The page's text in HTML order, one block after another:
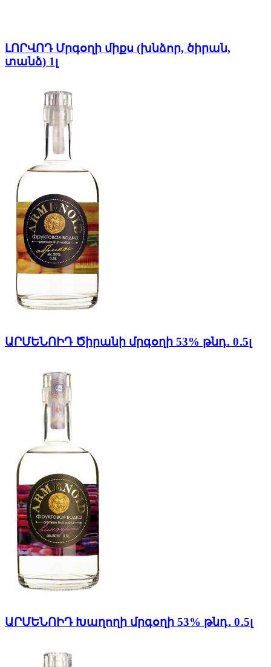
ԼՈՐՎՈԴ Մրգօղի միքս (խնձոր, ծիրան,
տանձ) 1լ
ԱՐՄԵՆՈԻԴ Ծիրանի մրգօղի 53% թնդ․ 0․5լ
ԱՐՄԵՆՈԻԴ Խաղողի մրգօղի 53% թնդ․ 0․5լ